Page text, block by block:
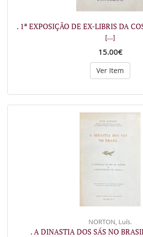
. 1ª EXPOSIÇÃO DE EX-LIBRIS DA
[...]
15.00€
Ver Item
NORTON, Luís.
. A DINASTIA DOS SÁS NO